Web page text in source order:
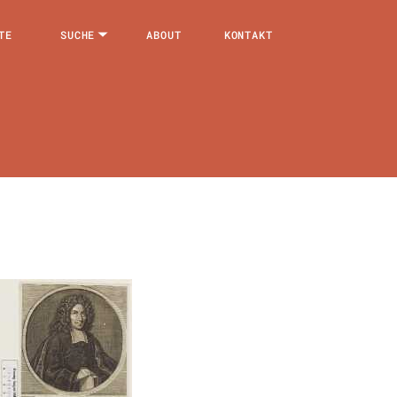
SUCHE ABOUT KONTAKT